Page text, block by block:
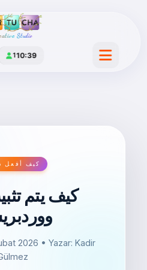
Studio
110:39
كيف أفعل
كيف يتم
2026 • Yazar: Kadir